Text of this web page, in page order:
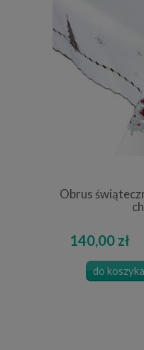
Obrus
140,00 zł
do koszyka